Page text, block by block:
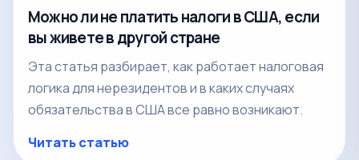
Можно ли не платить налоги в США, если
вы живете в другой стране
Эта статья разбирает, как работает налоговая
логика для нерезидентов и в каких случаях
обязательства в США все равно возникают.
Читать статью